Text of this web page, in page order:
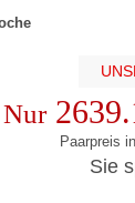
Nur
Paarpreis
Sie